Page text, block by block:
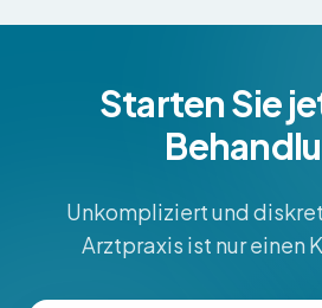
Starten Sie
Unkompliziert und
Arztpraxis ist nur einen